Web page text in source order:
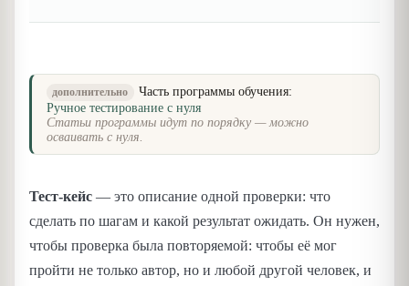
дополнительно
Часть программы обучения:
Ручное тестирование с нуля
Статьи программы идут по порядку — можно
осваивать с нуля.
Тест-кейс — это описание одной проверки: что
сделать по шагам и какой результат ожидать. Он нужен,
чтобы проверка была повторяемой: чтобы её мог
пройти не только автор, но и любой другой человек, и